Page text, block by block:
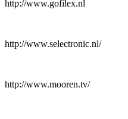
http://www.gofilex.nl
http://www.selectronic.nl/
http://www.mooren.tv/